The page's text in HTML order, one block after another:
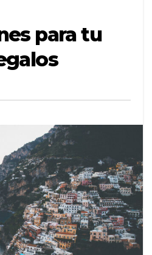
para tu